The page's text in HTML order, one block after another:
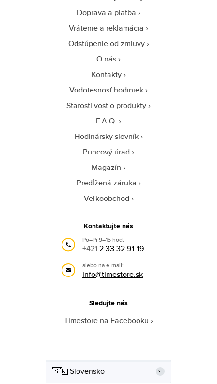
Doprava a platba
Vrátenie a reklamácia
Odstúpenie od zmluvy
O nás
Kontakty
Vodotesnosť hodiniek
Starostlivosť o produkty
F.A.Q.
Hodinársky slovník
Puncový úrad
Magazín
Predĺžená záruka
Veľkoobchod
Kontaktujte nás
Po–Pi 9–15 hod.
+4212 33 32 91 19
alebo na e-mail:
info@timestore.sk
Sledujte nás
Timestore na Facebooku